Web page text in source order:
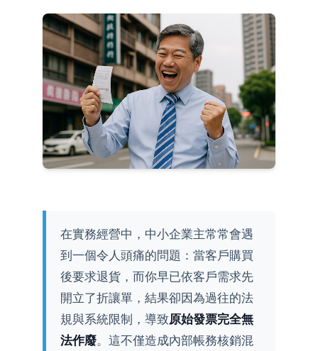
在實務經營中，中小企業主常常會遇
到一個令人頭痛的問題：當客戶購買
後要求退貨，而你早已依客戶需求先
開立了折讓單，結果卻因為過往的法
規與系統限制，導致原始發票完全無
法作廢。這不僅造成內部帳務核銷混